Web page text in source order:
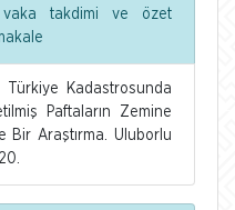
vaka takdimi ve özet
Türkiye Kadastrosunda
Paftaların Zemine
Bir Araştırma. Uluborlu